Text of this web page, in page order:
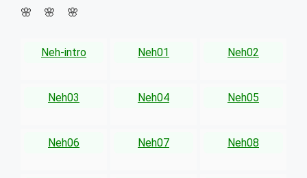
🌸 🌸 🌸
Neh-intro Neh01 Neh02
Neh03 Neh04 Neh05
Neh06 Neh07 Neh08